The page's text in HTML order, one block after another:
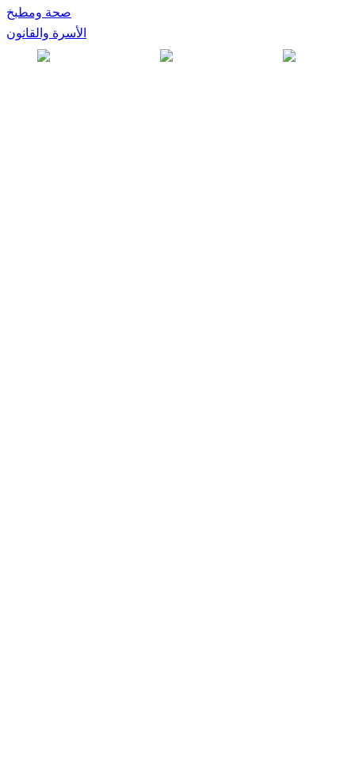
صحة ومطبخ
الأسرة والقانون